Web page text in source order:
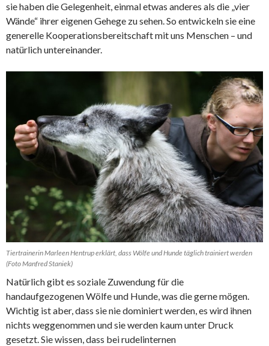
sie haben die Gelegenheit, einmal etwas anderes als die „vier
Wände“ ihrer eigenen Gehege zu sehen. So entwickeln sie eine
generelle Kooperationsbereitschaft mit uns Menschen – und
natürlich untereinander.
Tiertrainerin Marleen Hentrup erklärt, dass Wölfe und Hunde täglich trainiert werden
(Foto Manfred Staniek)
Natürlich gibt es soziale Zuwendung für die
handaufgezogenen Wölfe und Hunde, was die gerne mögen.
Wichtig ist aber, dass sie nie dominiert werden, es wird ihnen
nichts weggenommen und sie werden kaum unter Druck
gesetzt. Sie wissen, dass bei rudelinternen